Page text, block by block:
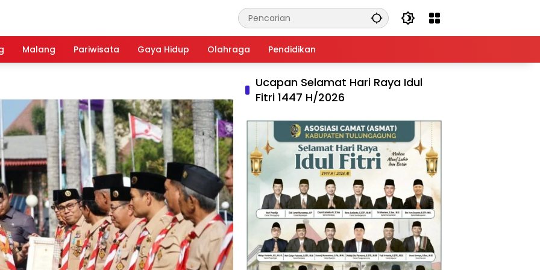
Malang Pariwisata Gaya Hidup Olahraga Pendidikan
Ucapan Selamat Hari Raya Idul
Fitri 1447 H/2026